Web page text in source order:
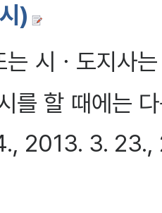
)
는 시ㆍ도지사
를 할 때에는
2013. 3.